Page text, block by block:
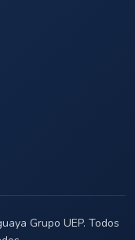
Grupo UEP. Todos